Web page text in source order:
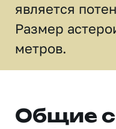
является
Размер
метров.
Общие